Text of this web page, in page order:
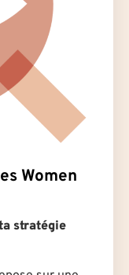
Women
stratégie